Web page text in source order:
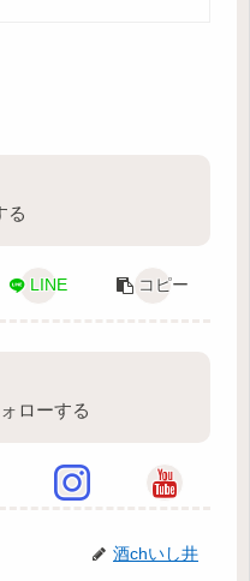
る
LINE コピー
ローする
酒chいし井